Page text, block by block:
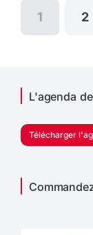
1 2
L'agenda
Télécharger